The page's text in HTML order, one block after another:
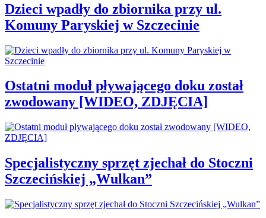
Dzieci wpadły do zbiornika przy ul.
Komuny Paryskiej w Szczecinie
Ostatni moduł pływającego doku został
zwodowany [WIDEO, ZDJĘCIA]
Specjalistyczny sprzęt zjechał do Stoczni
Szczecińskiej „Wulkan”